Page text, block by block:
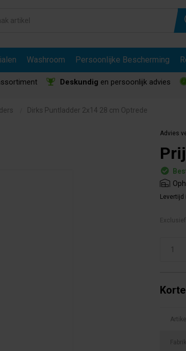
Washroom Persoonlijke Bescherming
Deskundig en persoonlijk advies
Dirks Puntladder 2x14 28 cm Optrede
Advies
Levertijd
Exclusief